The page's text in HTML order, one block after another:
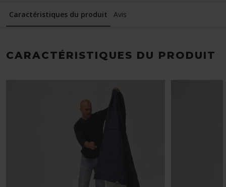
Caractéristiques du produit Avis
CARACTÉRISTIQUES DU PRODUIT